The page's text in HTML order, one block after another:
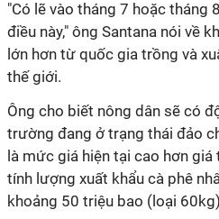
"Có lẽ vào tháng 7 hoặc tháng
điều này," ông Santana nói về
lớn hơn từ quốc gia trồng và
thế giới.
Ông cho biết nông dân sẽ có
trường đang ở trạng thái đảo
là mức giá hiện tại cao hơn
tính lượng xuất khẩu cà phê
khoảng 50 triệu bao (loại